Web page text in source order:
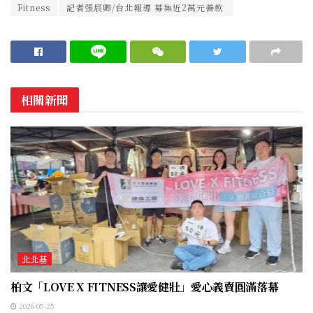
Fitness 記者張辰卿/台北報導 募集近2萬元善款
相關新聞
北北基
柏文「LOVE X FITNESS讓愛健壯」愛心義賣圓滿落幕
2026-05-25